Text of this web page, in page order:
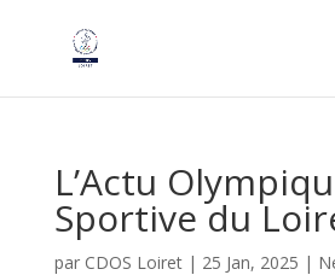
L’Actu
Sportive du
par CDOS Loiret| 25 Jan, 2025 |